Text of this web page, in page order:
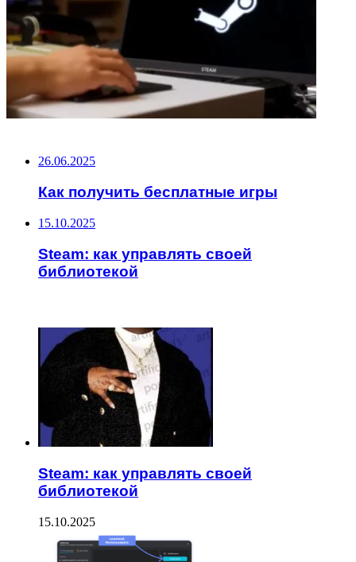
26.06.2025
Как получить бесплатные игры
15.10.2025
Steam: как управлять своей
библиотекой
Steam: как управлять своей
библиотекой
15.10.2025